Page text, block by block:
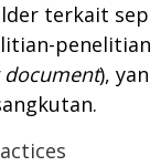
terkait
),